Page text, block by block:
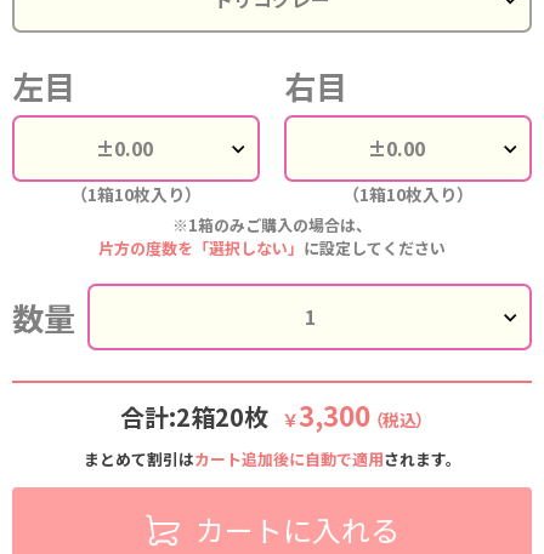
左目
（1箱10枚入り）
右目
（1箱10枚入り）
※1箱のみご購入の場合は、
片方の度数を「選択しない」 に設定してください
数量
合計:2箱20枚 ￥3,300 （税込）
まとめて割引はカート追加後に自動で適用されます。
カートに入れる